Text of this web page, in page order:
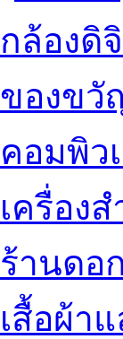
กล้องดิ
ของขวั
คอมพิว
เครื่องส
ร้านดอ
เสื้อผ้า